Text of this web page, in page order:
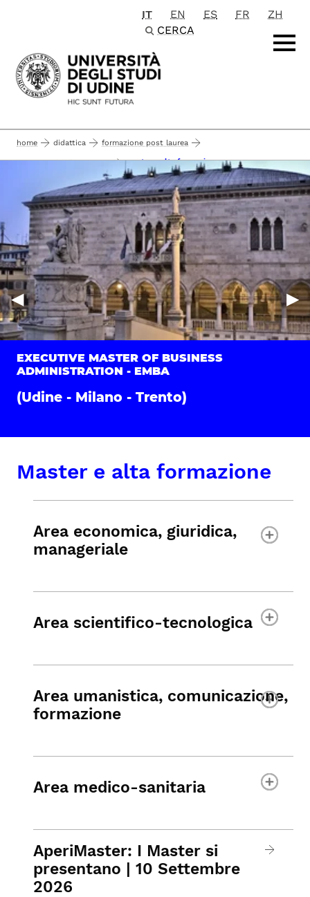
Passa al contenuto principale
IT EN ES FR
ZH
CERCA
home didattica formazione post laurea
master e alta formazione master e alta formazione
EXECUTIVE MASTER OF BUSINESS
ADMINISTRATION - EMBA
(Udine - Milano - Trento)
◀︎ ▶︎
Master e alta formazione
Area economica, giuridica,
manageriale
Area scientifico-tecnologica
Area umanistica, comunicazione,
formazione
Area medico-sanitaria
AperiMaster: I Master si
presentano | 10 Settembre
2026